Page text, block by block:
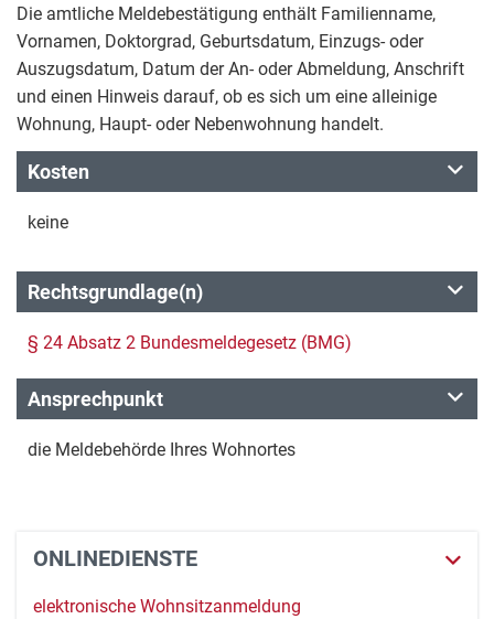
Die amtliche Meldebestätigung enthält Familienname,
Vornamen, Doktorgrad, Geburtsdatum, Einzugs- oder
Auszugsdatum, Datum der An- oder Abmeldung, Anschrift
und einen Hinweis darauf, ob es sich um eine alleinige
Wohnung, Haupt- oder Nebenwohnung handelt.
Kosten
keine
Rechtsgrundlage(n)
§ 24 Absatz 2 Bundesmeldegesetz (BMG)
Ansprechpunkt
die Meldebehörde Ihres Wohnortes
ONLINEDIENSTE
elektronische Wohnsitzanmeldung